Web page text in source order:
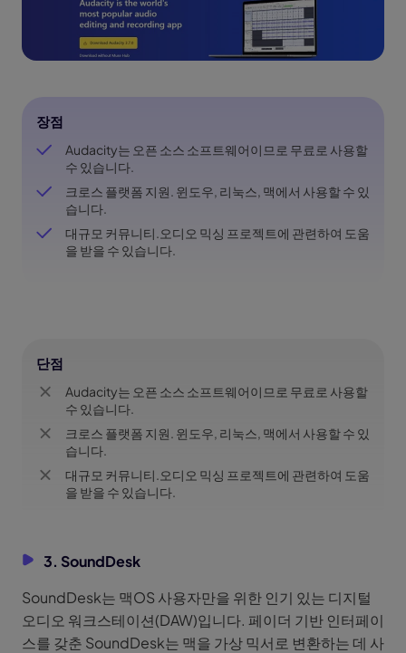
장점
Audacity는 오픈 소스 소프트웨어이므로 무료로 사용할
수 있습니다.
크로스 플랫폼 지원. 윈도우, 리눅스, 맥에서 사용할 수 있
습니다.
대규모 커뮤니티.오디오 믹싱 프로젝트에 관련하여 도움
을 받을 수 있습니다.
단점
Audacity는 오픈 소스 소프트웨어이므로 무료로 사용할
수 있습니다.
크로스 플랫폼 지원. 윈도우, 리눅스, 맥에서 사용할 수 있
습니다.
대규모 커뮤니티.오디오 믹싱 프로젝트에 관련하여 도움
을 받을 수 있습니다.
3. SoundDesk
SoundDesk는 맥OS 사용자만을 위한 인기 있는 디지털
오디오 워크스테이션(DAW)입니다. 페이더 기반 인터페이
스를 갖춘 SoundDesk는 맥을 가상 믹서로 변환하는 데 사